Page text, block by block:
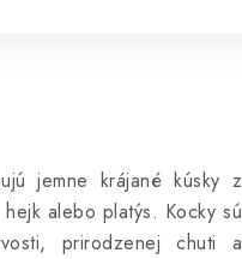
jemne krájané kúsky z
alebo platýs. Kocky sú
prirodzenej chuti a